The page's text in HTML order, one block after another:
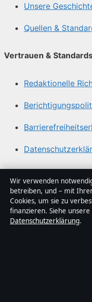
Unsere
Quellen &
Vertrauen &
Redaktionelle
Über Sacharchiv in
Sacharchiv ist ein
Nachrichtenanbieter
Technik und
Wir verwenden
betreiben, und – mit
Cookies, um sie zu
finanzieren. Siehe unsere
Datenschutzerklärung.